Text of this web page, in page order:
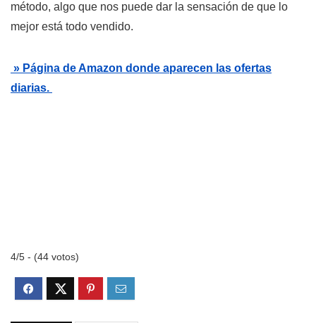
método, algo que nos puede dar la sensación de que lo
mejor está todo vendido.
» Página de Amazon donde aparecen las ofertas
diarias.
4/5 - (44 votos)